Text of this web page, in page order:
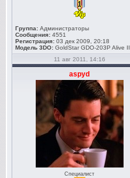
Группа: Администраторы
Сообщения: 4551
Регистрация: 03 дек 2009, 20:18
Модель 3DO: GoldStar GDO-203P Alive II
11 авг 2011, 14:16
aspyd
Специалист